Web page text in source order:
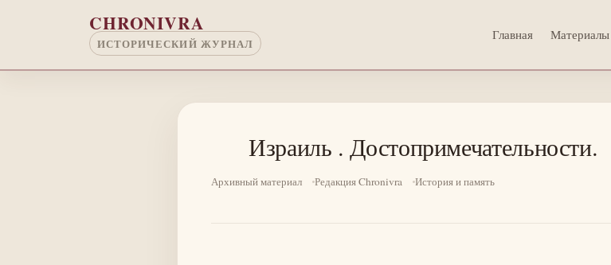
CHRONIVRA
ИСТОРИЧЕСКИЙ ЖУРНАЛ
Главная Материалы
Израиль . Достопримечательности.
Архивный материал Редакция Chronivra История и память